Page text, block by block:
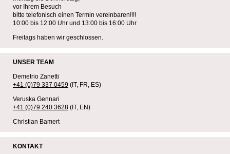
vor Ihrem Besuch
bitte telefonisch einen Termin vereinbaren!!!!
10:00 bis 12:00 Uhr und 13:00 bis 16:00 Uhr
Freitags haben wir geschlossen.
UNSER TEAM
Demetrio Zanetti
+41 (0)79 337 0459 (IT, FR, ES)
Veruska Gennari
+41 (0)79 240 3628 (IT, EN)
Christian Bamert
KONTAKT